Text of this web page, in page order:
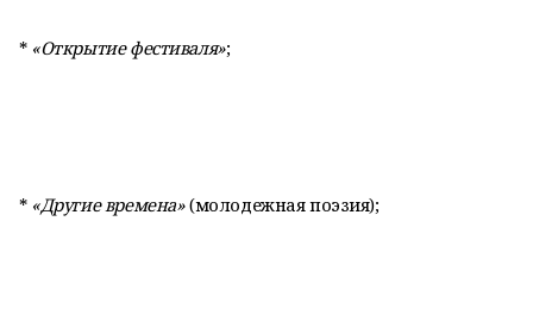
* «Открытие фестиваля»;
*«Другие времена»(молодежная поэзия);